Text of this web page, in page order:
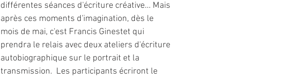
différentes séances d'écriture créative... Mais
après ces moments d'imagination, dès le
mois de mai, c'est Francis Ginestet qui
prendra le relais avec deux ateliers d'écriture
autobiographique sur le portrait et la
transmission.  Les participants écriront le